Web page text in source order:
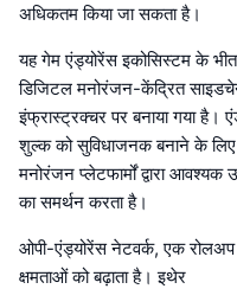
अधिकतम किया जा सकता है।
यह गेम एंड्योरेंस इकोसिस्टम के
डिजिटल मनोरंजन-केंद्रित
इंफ्रास्ट्रक्चर पर बनाया गया
शुल्क को सुविधाजनक बनाने के
मनोरंजन प्लेटफार्मों द्वारा
का समर्थन करता है।
ओपी-एंड्योरेंस नेटवर्क, एक
क्षमताओं को बढ़ाता है। इथेर